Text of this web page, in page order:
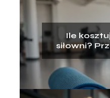
Ile
siłowni?
po